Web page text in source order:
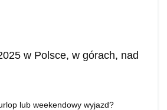
w Polsce, w górach, nad
lub weekendowy wyjazd?